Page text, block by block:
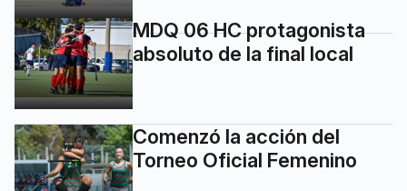
MDQ 06 HC protagonista
absoluto de la final local
Comenzó la acción del
Torneo Oficial Femenino